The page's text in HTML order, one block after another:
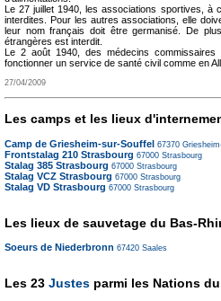
Le 27 juillet 1940, les associations sportives, à
interdites. Pour les autres associations, elle
leur nom français doit être germanisé. De
étrangères est interdit.
Le 2 août 1940, des médecins
fonctionner un service de santé civil comme en
27/04/2009
Les camps et les lieux
Camp de Griesheim-sur-Souffel 67370
Frontstalag 210 Strasbourg 67000 Strasbourg
Stalag 385 Strasbourg 67000 Strasbourg
Stalag VCZ Strasbourg 67000 Strasbourg
Stalag VD Strasbourg 67000 Strasbourg
Les lieux de sauvetage du Bas-
Soeurs de Niederbronn 67420 Saales
Les 23 Justes parmi les Nations